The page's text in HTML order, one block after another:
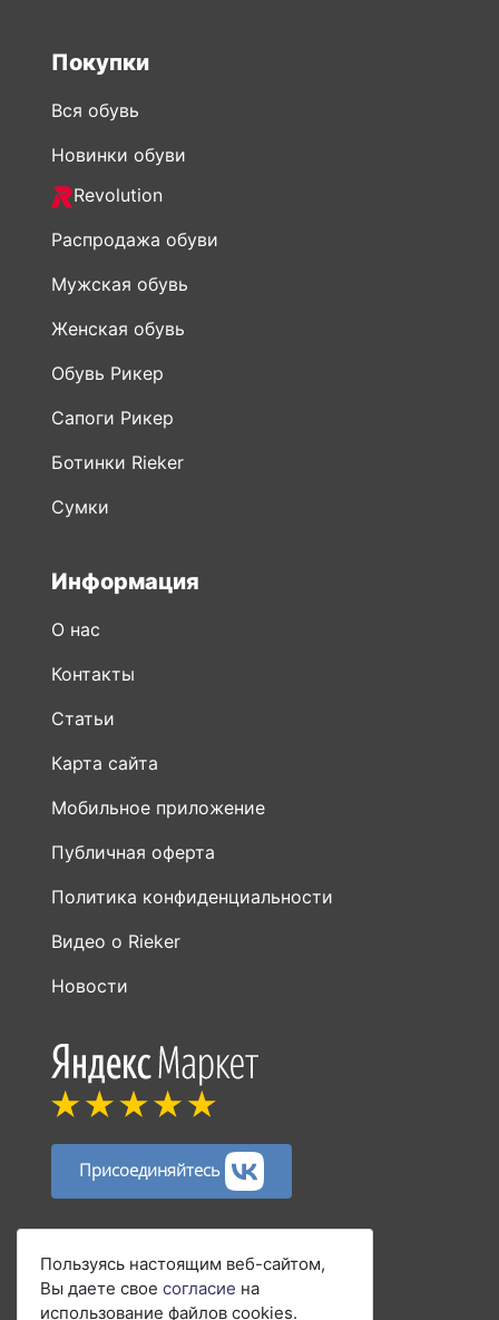
Покупки
Вся обувь
Новинки обуви
Revolution
Распродажа обуви
Мужская обувь
Женская обувь
Обувь Рикер
Сапоги Рикер
Ботинки Rieker
Сумки
Информация
О нас
Контакты
Статьи
Карта сайта
Мобильное приложение
Публичная оферта
Политика конфиденциальности
Видео о Rieker
Новости
Присоединяйтесь
Пользуясь настоящим веб-сайтом,
Вы даете свое согласие на
использование файлов cookies.